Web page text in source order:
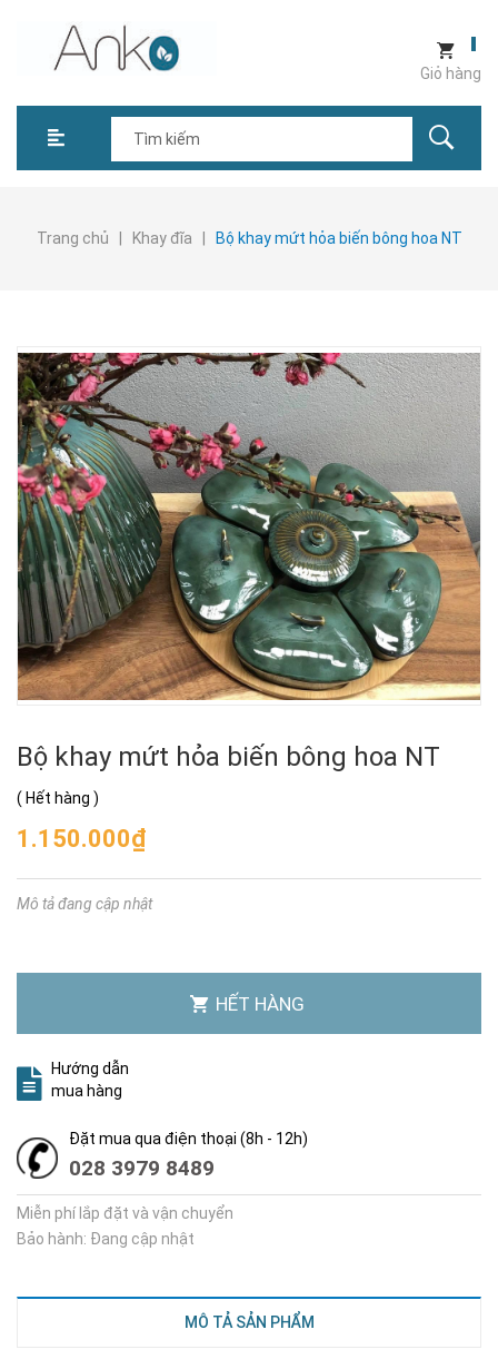
Giỏ hàng
Trang chủ Khay đĩa Bộ khay mứt hỏa biến bông hoa NT
Bộ khay mứt hỏa biến bông hoa NT
( Hết hàng )
1.150.000₫
Mô tả đang cập nhật
HẾT HÀNG
Hướng dẫn
mua hàng
Đặt mua qua điện thoại (8h - 12h)
028 3979 8489
Miễn phí lắp đặt và vận chuyển
Bảo hành: Đang cập nhật
MÔ TẢ SẢN PHẨM